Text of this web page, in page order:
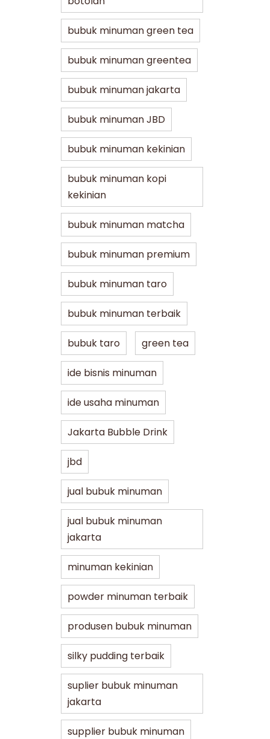
bubuk minuman green tea
bubuk minuman greentea
bubuk minuman jakarta
bubuk minuman JBD
bubuk minuman kekinian
bubuk minuman kopi
kekinian
bubuk minuman matcha
bubuk minuman premium
bubuk minuman taro
bubuk minuman terbaik
bubuk taro green tea
ide bisnis minuman
ide usaha minuman
Jakarta Bubble Drink
jbd
jual bubuk minuman
jual bubuk minuman
jakarta
minuman kekinian
powder minuman terbaik
produsen bubuk minuman
silky pudding terbaik
suplier bubuk minuman
jakarta
supplier bubuk minuman